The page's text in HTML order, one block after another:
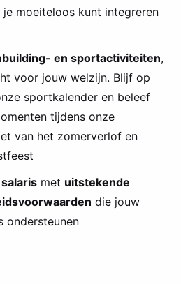
moeiteloos kunt integreren
en sportactiviteiten,
voor jouw welzijn. Blijf op
sportkalender en beleef
tijdens onze
van het zomerverlof en
met uitstekende
die jouw
ondersteunen